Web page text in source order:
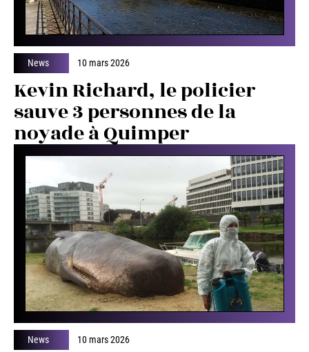
News 10 mars 2026
Kevin Richard, le policier
sauve 3 personnes de la
noyade à Quimper
News 10 mars 2026